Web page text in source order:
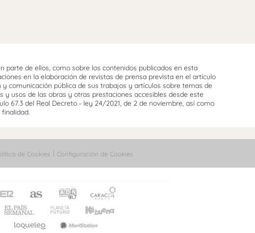
de ellos, como sobre los contenidos publicados en esta
en la elaboración de revistas de prensa prevista en el artículo
y comunicación pública de sus trabajos y artículos sobre temas de
y usos de las obras y otras prestaciones accesibles desde este
67.3 del Real Decreto - ley 24/2021, de 2 de noviembre, así como
de Cookies Configuración de Cookies